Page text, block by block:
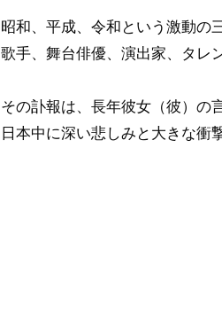
昭和、平成、令和という激動の
歌手、舞台俳優、演出家、タレ
その訃報は、長年彼女（彼）の
日本中に深い悲しみと大きな衝